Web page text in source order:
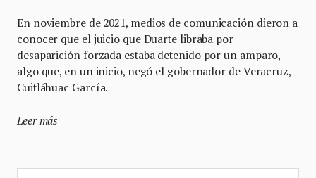
En noviembre de 2021, medios de comunicación dieron a
conocer que el juicio que Duarte libraba por
desaparición forzada estaba detenido por un amparo,
algo que, en un inicio, negó el gobernador de Veracruz,
Cuitláhuac García.
Leer más